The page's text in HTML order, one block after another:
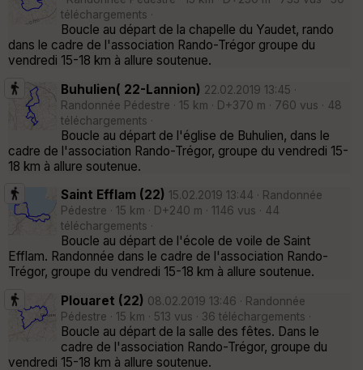
téléchargements ·
Boucle au départ de la chapelle du Yaudet, rando
dans le cadre de l'association Rando-Trégor groupe du
vendredi 15-18 km à allure soutenue.
Buhulien( 22-Lannion) 22.02.2019 13:45 ·
Randonnée Pédestre · 15 km · D+370 m · 760 vus · 48
téléchargements ·
Boucle au départ de l'église de Buhulien, dans le
cadre de l'association Rando-Trégor, groupe du vendredi 15-
18 km à allure soutenue.
Saint Efflam (22) 15.02.2019 13:44 · Randonnée
Pédestre · 15 km · D+240 m · 1146 vus · 44
téléchargements ·
Boucle au départ de l'école de voile de Saint
Efflam. Randonnée dans le cadre de l'association Rando-
Trégor, groupe du vendredi 15-18 km à allure soutenue.
Plouaret (22) 08.02.2019 13:46 · Randonnée
Pédestre · 15 km · 513 vus · 36 téléchargements ·
Boucle au départ de la salle des fêtes. Dans le
cadre de l'association Rando-Trégor, groupe du
vendredi 15-18 km à allure soutenue.